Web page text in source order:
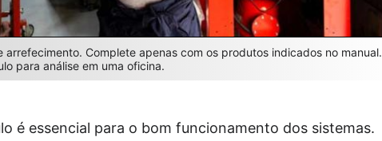
Complete apenas com os produtos indicados no manual.
para análise em uma oficina.
é essencial para o bom funcionamento dos sistemas.